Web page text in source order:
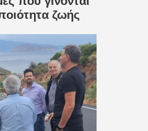
ζωής